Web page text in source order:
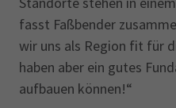
fasst Faßbender
wir uns als Region fit für
haben aber ein gutes
aufbauen können!“